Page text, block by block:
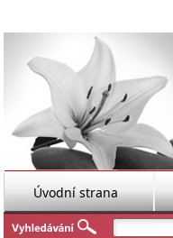
Úvodní strana